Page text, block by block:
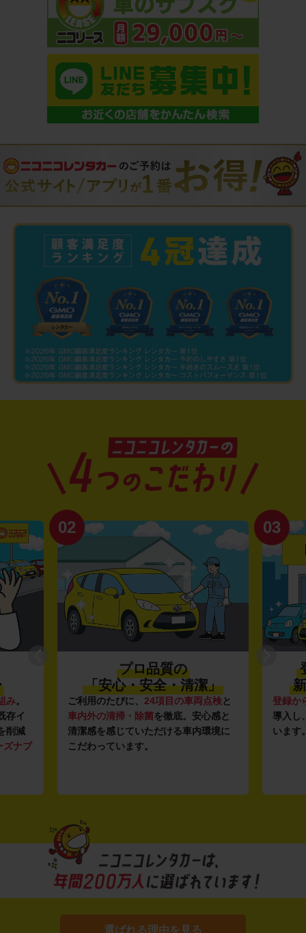
み。
存イ
削減
ズナブ
02
プロ品質の
「安心・安全・清潔」
ご利用のたびに、 24項目の車両点検と
車内外の清掃・除菌を徹底。安心感と
清潔感を感じていただける車内環境に
こだわっています。
03
登録か
導入し
います
選ばれる理由を見る